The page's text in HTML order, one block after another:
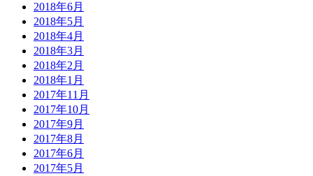
2018年6月
2018年5月
2018年4月
2018年3月
2018年2月
2018年1月
2017年11月
2017年10月
2017年9月
2017年8月
2017年6月
2017年5月